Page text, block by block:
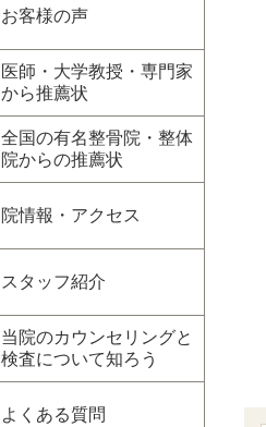
お客様の声
医師・大学教授・専門家
から推薦状
全国の有名整骨院・整体
院からの推薦状
院情報・アクセス
スタッフ紹介
当院のカウンセリングと
検査について知ろう
よくある質問